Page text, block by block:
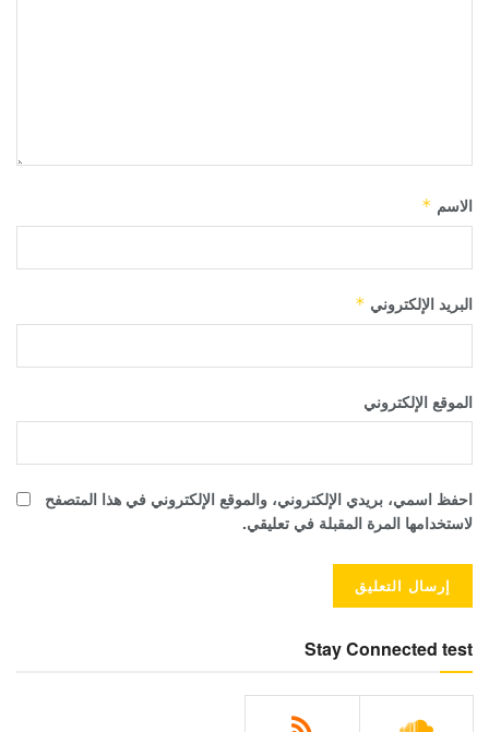
الاسم *
البريد الإلكتروني *
الموقع الإلكتروني
احفظ اسمي، بريدي الإلكتروني، والموقع الإلكتروني في هذا المتصفح
لاستخدامها المرة المقبلة في تعليقي.
Stay Connected test